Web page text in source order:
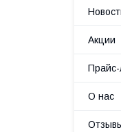
Акции
О нас